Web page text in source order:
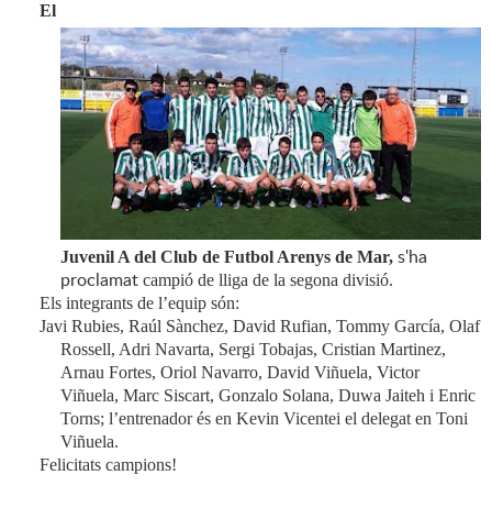
El
Juvenil A del Club de Futbol Arenys de Mar, s'ha
proclamatcampió de lliga de la segona divisió.
Els integrants de l’equip són:
Javi Rubies, Raúl Sànchez, David Rufian, Tommy García, Olaf
Rossell, Adri Navarta, Sergi Tobajas, Cristian Martinez,
Arnau Fortes, Oriol Navarro, David Viñuela, Victor
Viñuela, Marc Siscart, Gonzalo Solana, Duwa Jaiteh i Enric
Torns; l’entrenador és en Kevin Vicentei el delegat en Toni
Viñuela.
Felicitats campions!